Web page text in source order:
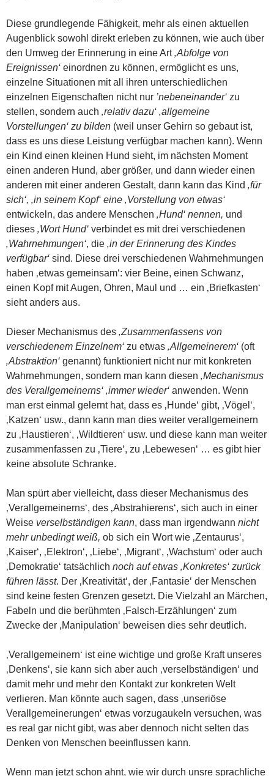
Diese grundlegende Fähigkeit, mehr als einen aktuellen
Augenblick sowohl direkt erleben zu können, wie auch über
den Umweg der Erinnerung in eine Art‚Abfolge von
Ereignissen‘ einordnen zu können, ermöglicht es uns,
einzelne Situationen mit all ihren unterschiedlichen
einzelnen Eigenschaften nicht nur ’nebeneinander‘ zu
stellen, sondern auch ‚relativ dazu‘ ‚allgemeine
Vorstellungen‘ zu bilden (weil unser Gehirn so gebaut ist,
dass es uns diese Leistung verfügbar machen kann). Wenn
ein Kind einen kleinen Hund sieht, im nächsten Moment
einen anderen Hund, aber größer, und dann wieder einen
anderen mit einer anderen Gestalt, dann kann das Kind ‚für
sich‘, ‚in seinem Kopf‘ eine ‚Vorstellung von etwas‘
entwickeln, das andere Menschen ‚Hund‘ nennen, und
dieses ‚Wort Hund‘ verbindet es mit drei verschiedenen
‚Wahrnehmungen‘, die ‚in der Erinnerung des Kindes
verfügbar‘ sind. Diese drei verschiedenen Wahrnehmungen
haben ‚etwas gemeinsam‘: vier Beine, einen Schwanz,
einen Kopf mit Augen, Ohren, Maul und … ein ‚Briefkasten‘
sieht anders aus.
Dieser Mechanismus des ‚Zusammenfassens von
verschiedenem Einzelnem‘ zu etwas ‚Allgemeinerem‘ (oft
‚Abstraktion‘ genannt) funktioniert nicht nur mit konkreten
Wahrnehmungen, sondern man kann diesen ‚Mechanismus
des Verallgemeinerns‘ ‚immer wieder‘ anwenden. Wenn
man erst einmal gelernt hat, dass es ‚Hunde‘ gibt, ‚Vögel‘,
‚Katzen‘ usw., dann kann man dies weiter verallgemeinern
zu ‚Haustieren‘, ‚Wildtieren‘ usw. und diese kann man weiter
zusammenfassen zu ‚Tiere‘, zu ‚Lebewesen‘ … es gibt hier
keine absolute Schranke.
Man spürt aber vielleicht, dass dieser Mechanismus des
‚Verallgemeinerns‘, des ‚Abstrahierens‘, sich auch in einer
Weise verselbständigen kann, dass man irgendwann nicht
mehr unbedingt weiß, ob sich ein Wort wie ‚Zentaurus‘,
‚Kaiser‘, ‚Elektron‘, ‚Liebe‘, ‚Migrant‘, ‚Wachstum‘ oder auch
‚Demokratie‘ tatsächlich noch auf etwas ‚Konkretes‘ zurück
führen lässt. Der ‚Kreativität‘, der ‚Fantasie‘ der Menschen
sind keine festen Grenzen gesetzt. Die Vielzahl an Märchen,
Fabeln und die berühmten ‚Falsch-Erzählungen‘ zum
Zwecke der ‚Manipulation‘ beweisen dies sehr deutlich.
‚Verallgemeinern‘ ist eine wichtige und große Kraft unseres
‚Denkens‘, sie kann sich aber auch ‚verselbständigen‘ und
damit mehr und mehr den Kontakt zur konkreten Welt
verlieren. Man könnte auch sagen, dass ‚unseriöse
Verallgemeinerungen‘ etwas vorzugaukeln versuchen, was
es real gar nicht gibt, was aber dennoch nicht selten das
Denken von Menschen beeinflussen kann.
Wenn man jetzt schon ahnt, wie wir durch unsre sprachliche